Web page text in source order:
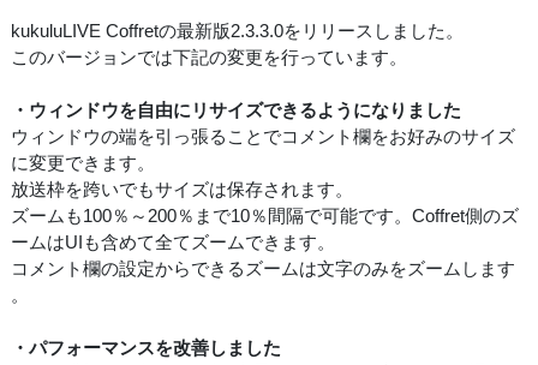
kukuluLIVE Coffretの最新版2.3.3.0をリリースしました。
このバージョンでは下記の変更を行っています。
・ウィンドウを自由にリサイズできるようになりました
ウィンドウの端を引っ張ることでコメント欄をお好みのサイズ
に変更できます。
放送枠を跨いでもサイズは保存されます。
ズームも100％～200％まで10％間隔で可能です。Coffret側のズ
ームはUIも含めて全てズームできます。
コメント欄の設定からできるズームは文字のみをズームします
。
・パフォーマンスを改善しました